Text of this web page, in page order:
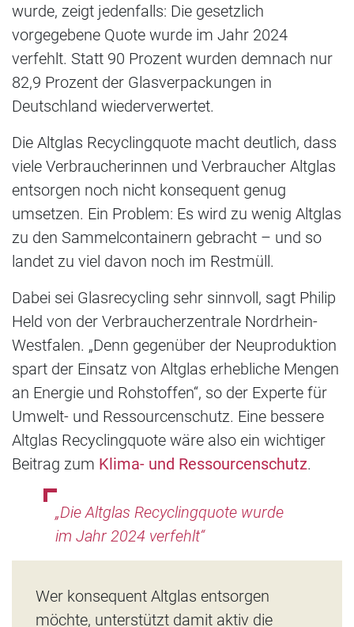
wurde, zeigt jedenfalls: Die gesetzlich
vorgegebene Quote wurde im Jahr 2024
verfehlt. Statt 90 Prozent wurden demnach nur
82,9 Prozent der Glasverpackungen in
Deutschland wiederverwertet.
Die Altglas Recyclingquote macht deutlich, dass
viele Verbraucherinnen und Verbraucher Altglas
entsorgen noch nicht konsequent genug
umsetzen. Ein Problem: Es wird zu wenig Altglas
zu den Sammelcontainern gebracht – und so
landet zu viel davon noch im Restmüll.
Dabei sei Glasrecycling sehr sinnvoll, sagt Philip
Held von der Verbraucherzentrale Nordrhein-
Westfalen. „Denn gegenüber der Neuproduktion
spart der Einsatz von Altglas erhebliche Mengen
an Energie und Rohstoffen“, so der Experte für
Umwelt- und Ressourcenschutz. Eine bessere
Altglas Recyclingquote wäre also ein wichtiger
Beitrag zum Klima- und Ressourcenschutz.
„Die Altglas Recyclingquote wurde
im Jahr 2024 verfehlt“
Wer konsequent Altglas entsorgen
möchte, unterstützt damit aktiv die